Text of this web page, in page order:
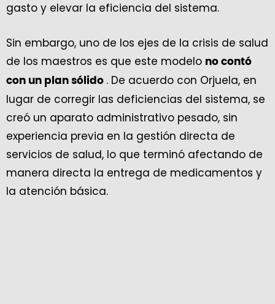
gasto y elevar la eficiencia del sistema.
Sin embargo, uno de los ejes de la crisis de salud
de los maestros es que este modelo no contó
con un plan sólido . De acuerdo con Orjuela, en
lugar de corregir las deficiencias del sistema, se
creó un aparato administrativo pesado, sin
experiencia previa en la gestión directa de
servicios de salud, lo que terminó afectando de
manera directa la entrega de medicamentos y
la atención básica.